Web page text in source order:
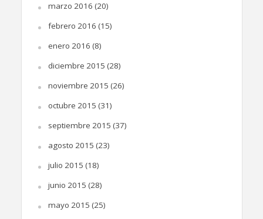
marzo 2016 (20)
febrero 2016 (15)
enero 2016 (8)
diciembre 2015 (28)
noviembre 2015 (26)
octubre 2015 (31)
septiembre 2015 (37)
agosto 2015 (23)
julio 2015 (18)
junio 2015 (28)
mayo 2015 (25)